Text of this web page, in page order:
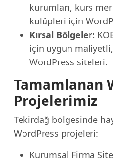
kurumları, kurs
kulüpleri için
Kırsal Bölgeler:
için uygun maliyetli,
WordPress siteleri.
Tamamlanan
Projelerimiz
Tekirdağ bölgesinde
WordPress projeleri:
Kurumsal Firma